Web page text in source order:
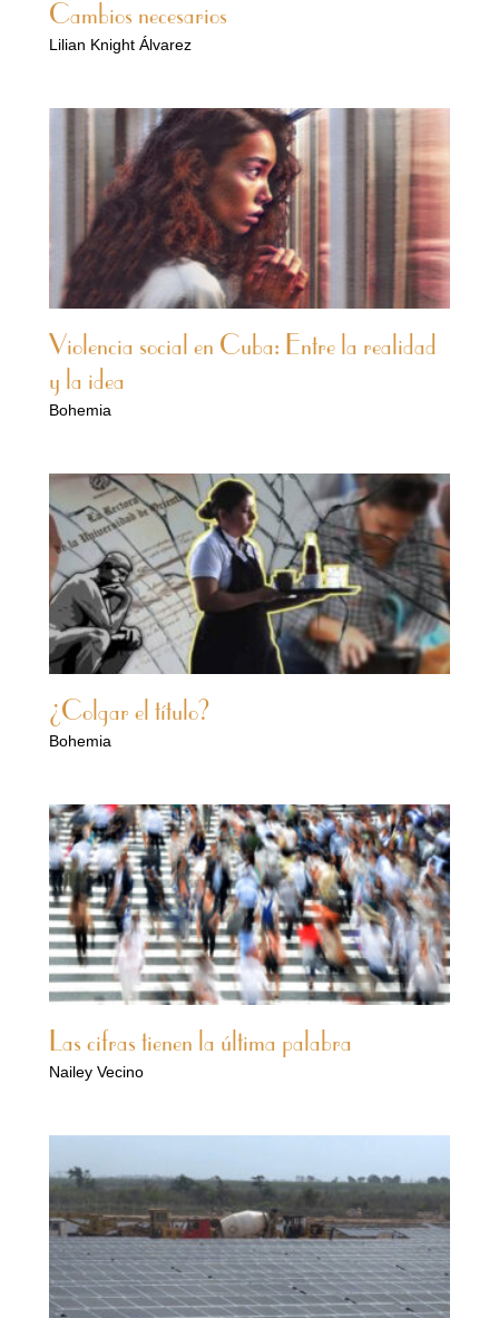
Cambios necesarios
Lilian Knight Álvarez
Violencia social en Cuba: Entre la realidad
y la idea
Bohemia
¿Colgar el título?
Bohemia
Las cifras tienen la última palabra
Nailey Vecino